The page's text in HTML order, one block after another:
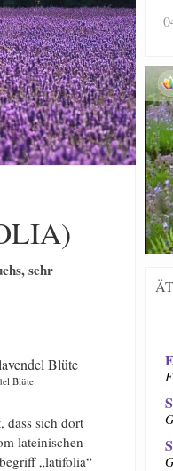
sehr
Blüte
dass sich dort
lateinischen
„latifolia“